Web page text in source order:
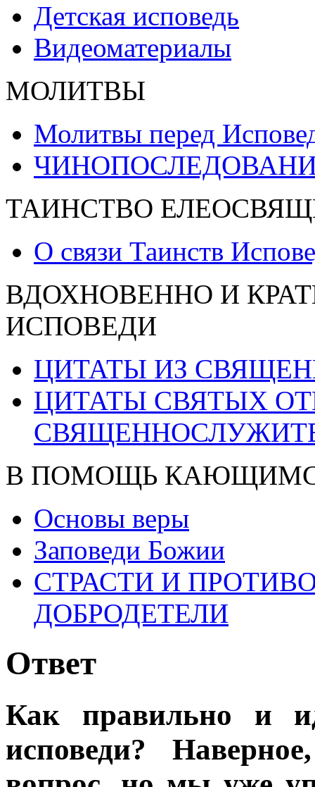
Детская исповедь
Видеоматериалы
МОЛИТВЫ
Молитвы перед
ТАИНСТВО
О связи Таинств
ВДОХНОВЕННО И
ИСПОВЕДИ
ЦИТАТЫ ИЗ
ЦИТАТЫ СВЯТЫХ
В ПОМОЩЬ
Основы веры
Заповеди Божии
СТРАСТИ И
ДОБРОДЕТЕЛИ
Ответ
Как правильно и
исповеди?